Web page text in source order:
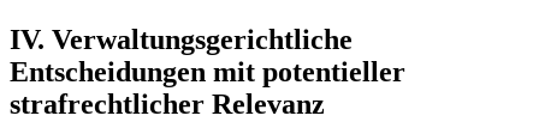
IV. Verwaltungsgerichtliche
Entscheidungen mit potentieller
strafrechtlicher Relevanz